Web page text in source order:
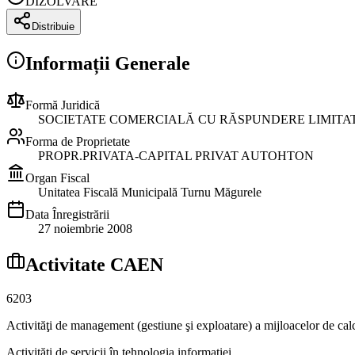
Distribuie
Informații Generale
Formă Juridică
SOCIETATE COMERCIALĂ CU RĂSPUNDERE
Forma de Proprietate
PROPR.PRIVATA-CAPITAL PRIVAT AUTOHTON
Organ Fiscal
Unitatea Fiscală Municipală Turnu Măgurele
Data Înregistrării
27 noiembrie 2008
Activitate CAEN
6203
Activităţi de management (gestiune şi exploatare) a mijloacelor de
Activităţi de servicii în tehnologia informaţiei